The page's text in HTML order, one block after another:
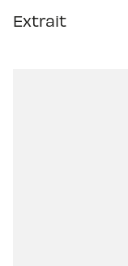
Extrait